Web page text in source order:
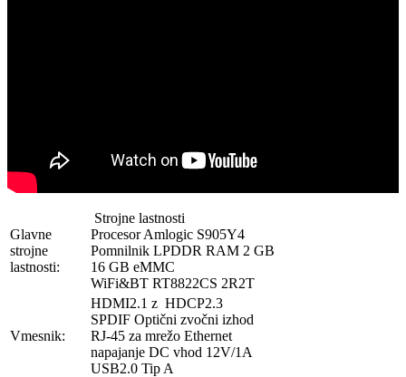
Glavne
strojne
lastnosti:
Strojne lastnosti
Procesor Amlogic S905Y4
Pomnilnik LPDDR RAM 2 GB
16 GB eMMC
WiFi&BT RT8822CS 2R2T
Vmesnik:
HDMI2.1 z HDCP2.3
SPDIF Optični zvočni izhod
RJ-45 za mrežo Ethernet
napajanje DC vhod 12V/1A
USB2.0 Tip A